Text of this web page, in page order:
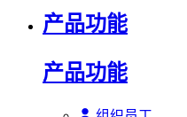
产品功能
产品功能